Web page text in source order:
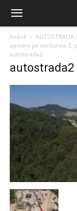
Acasă
AUTOSTRADA
oameni pe sectiunea 3,
autostrada2
autostrada2